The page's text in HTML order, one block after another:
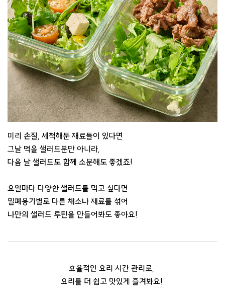
미리 손질, 세척해둔 재료들이 있다면
그날 먹을 샐러드뿐만 아니라,
다음 날 샐러드도 함께 소분해도 좋겠죠! ​
요일마다 다양한 샐러드를 먹고 싶다면
밀폐용기별로 다른 채소나 재료를 섞어
나만의 샐러드 루틴을 만들어봐도 좋아요!
효율적인 요리 시간 관리로,
요리를 더 쉽고 맛있게 즐겨봐요!